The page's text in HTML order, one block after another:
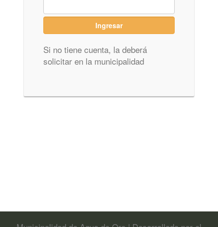
Si no tiene cuenta, la deberá
solicitar en la municipalidad